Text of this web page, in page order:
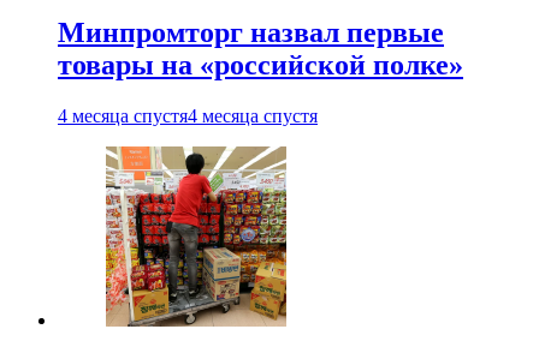
Минпромторг назвал первые
товары на «российской полке»
4 месяца спустя4 месяца спустя